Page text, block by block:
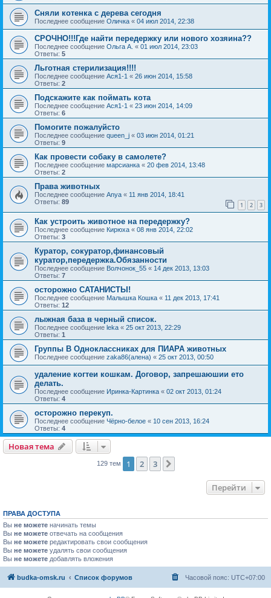
Сняли котенка с дерева сегодня
Последнее сообщение Оличка « 04 июл 2014, 22:38
СРОЧНО!!!Где найти передержку или нового хозяина??
Последнее сообщение Ольга А. « 01 июл 2014, 23:03
Ответы: 5
Льготная стерилизация!!!!
Последнее сообщение Ася1-1 « 26 июн 2014, 15:58
Ответы: 2
Подскажите как поймать кота
Последнее сообщение Ася1-1 « 23 июн 2014, 14:09
Ответы: 6
Помогите пожалуйсто
Последнее сообщение queen_j « 03 июн 2014, 01:21
Ответы: 9
Как провести собаку в самолете?
Последнее сообщение марсианка « 20 фев 2014, 13:48
Ответы: 2
Права животных
Последнее сообщение Anya « 11 янв 2014, 18:41
Ответы: 89 1 2 3
Как устроить животное на передержку?
Последнее сообщение Кирюха « 08 янв 2014, 22:02
Ответы: 3
Куратор, сокуратор,финансовый
куратор,передержка.Обязанности
Последнее сообщение Волчонок_55 « 14 дек 2013, 13:03
Ответы: 7
осторожно САТАНИСТЫ!
Последнее сообщение Малышка Кошка « 11 дек 2013, 17:41
Ответы: 12
лыжная база в черный список.
Последнее сообщение leka « 25 окт 2013, 22:29
Ответы: 1
Группы В Одноклассниках для ПИАРА животных
Последнее сообщение zaka86(алена) « 25 окт 2013, 00:50
удалениe когтеи кошкам. Договор, запрешаюшии ето
делать.
Последнее сообщение Иринка-Картинка « 02 окт 2013, 01:24
Ответы: 4
осторожно перекуп.
Последнее сообщение Чёрно-белое « 10 сен 2013, 16:24
Ответы: 4
Новая тема
129 тем 1 2 3
Перейти
ПРАВА ДОСТУПА
Вы не можете начинать темы
Вы не можете отвечать на сообщения
Вы не можете редактировать свои сообщения
Вы не можете удалять свои сообщения
Вы не можете добавлять вложения
budka-omsk.ru Список форумов Часовой пояс: UTC+07:00